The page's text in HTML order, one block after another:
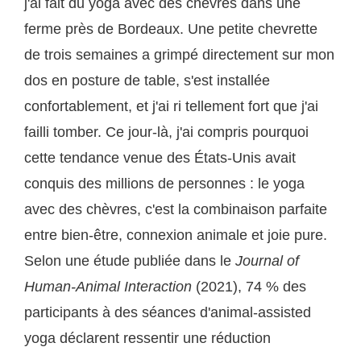
ferme près de Bordeaux. Une petite chevrette
de trois semaines a grimpé directement sur mon
dos en posture de table, s'est installée
confortablement, et j'ai ri tellement fort que j'ai
failli tomber. Ce jour-là, j'ai compris pourquoi
cette tendance venue des États-Unis avait
conquis des millions de personnes : le yoga
avec des chèvres, c'est la combinaison parfaite
entre bien-être, connexion animale et joie pure.
Selon une étude publiée dans le Journal of
Human-Animal Interaction (2021), 74 % des
participants à des séances d'animal-assisted
yoga déclarent ressentir une réduction